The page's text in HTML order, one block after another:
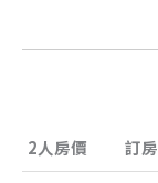
2人房價
訂